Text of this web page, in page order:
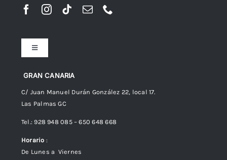
GRAN CANARIA
C/ Juan Manuel Durán González 22, local 17.
Las Palmas GC
Tel.: 928 948 085 – 650 648 668
Horario :
De Lunes a Viernes
Toggle
Navigation
Preguntas frecuentes
Envíos
Política de Privacidad